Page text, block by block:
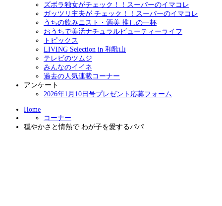
ズボラ独女がチェック！！スーパーのイマコレ
ガッツリ主夫が チェック！！スーパーのイマコレ
うちの飲みニスト・酒美 推しの一杯
おうちで美活ナチュラルビューティーライフ
トピックス
LIVING Selection in 和歌山
テレビのツムジ
みんなのイイネ
過去の人気連載コーナー
アンケート
2026年1月10日号プレゼント応募フォーム
Home
コーナー
穏やかさと情熱で わが子を愛するパパ